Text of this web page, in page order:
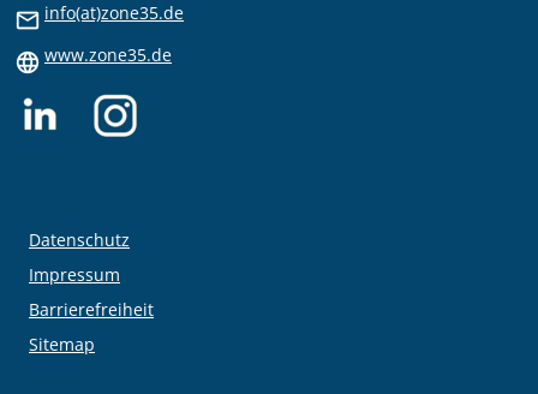
info(at)zone35.de
www.zone35.de
Datenschutz
Impressum
Barrierefreiheit
Sitemap